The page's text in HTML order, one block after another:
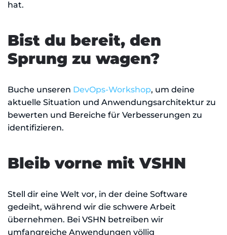
hat.
Bist du bereit, den
Sprung zu wagen?
Buche unseren DevOps-Workshop, um deine
aktuelle Situation und Anwendungsarchitektur zu
bewerten und Bereiche für Verbesserungen zu
identifizieren.
Bleib vorne mit VSHN
Stell dir eine Welt vor, in der deine Software
gedeiht, während wir die schwere Arbeit
übernehmen. Bei VSHN betreiben wir
umfangreiche Anwendungen völlig